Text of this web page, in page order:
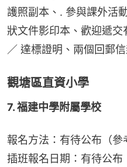
護照副本、. 參與課外活
狀文件影印本、歡迎遞
／ 達標證明、兩個回郵
觀塘區直資小學
7. 福建中學附屬學校
報名方法：有待公布（參
插班報名日期：有待公